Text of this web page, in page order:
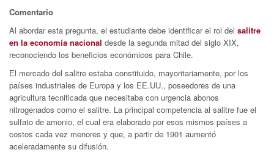
Comentario
Al abordar esta pregunta, el estudiante debe identificar el rol del salitre
en la economía nacional desde la segunda mitad del siglo XIX,
reconociendo los beneficios económicos para Chile.
El mercado del salitre estaba constituido, mayoritariamente, por los
países industriales de Europa y los EE.UU., poseedores de una
agricultura tecnificada que necesitaba con urgencia abonos
nitrogenados como el salitre. La principal competencia al salitre fue el
sulfato de amonio, el cual era elaborado por esos mismos países a
costos cada vez menores y que, a partir de 1901 aumentó
aceleradamente su difusión.